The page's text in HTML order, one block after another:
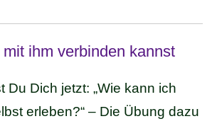
ihm verbinden kannst
Du Dich jetzt: „Wie kann ich
erleben?“ – Die Übung dazu